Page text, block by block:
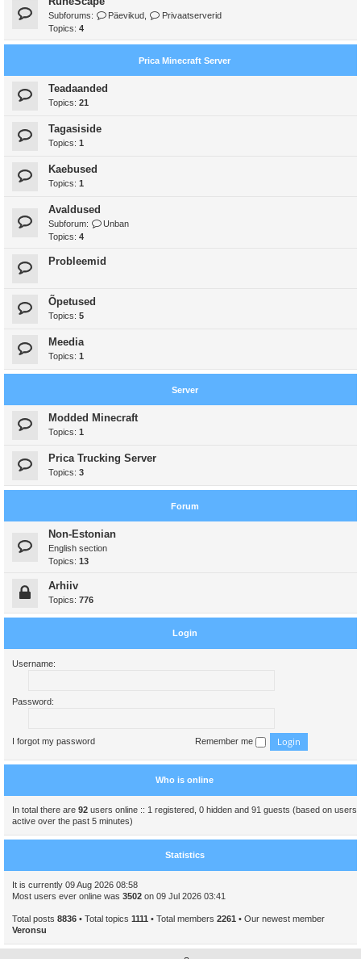
Subforums: Päevikud
Privaatserverid
Topics: 4
Prica Minecraft Server
Teadaanded
Topics: 21
Tagasiside
Topics: 1
Kaebused
Topics: 1
Avaldused
Subforum:
Unban
Topics: 4
Probleemid
Õpetused
Topics: 5
Meedia
Topics: 1
Server
Modded Minecraft
Topics: 1
Prica Trucking Server
Topics: 3
Forum
Non-Estonian
English section
Topics: 13
Arhiiv
Topics: 776
Login
Username:
Password:
I forgot my password Remember me
Who is online
In total there are 92 users online :: 1 registered, 0 hidden and 91 guests (based on users
active over the past 5 minutes)
Statistics
It is currently 09 Aug 2026 08:58
Most users ever online was 3502 on 09 Jul 2026 03:41
Total posts 8836 • Total topics 1111 • Total members 2261 • Our newest member
Veronsu